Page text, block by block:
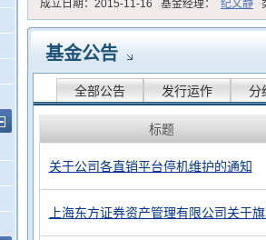
成立日期： 2015-11-16 基金经理： 纪文静
基金公告
全部公告 发行运作 分
标题
关于公司各直销平台停机维护的通知
上海东方证券资产管理有限公司关于